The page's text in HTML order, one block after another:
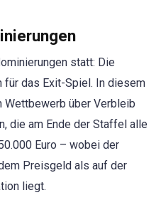
statt: Die
für das Exit-Spiel. In diesem
über Verbleib
die am Ende der Staffel alle
Euro – wobei der
Preisgeld als auf der
liegt.